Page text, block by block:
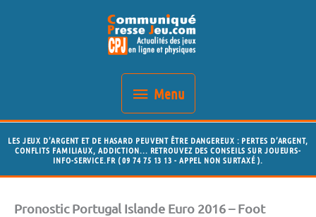
Menu
Menu
LES JEUX D’ARGENT ET DE HASARD PEUVENT ÊTRE DANGEREUX : PERTES D’ARGENT,
CONFLITS FAMILIAUX, ADDICTION... RETROUVEZ DES CONSEILS SUR JOUEURS-
INFO-SERVICE.FR ( 09 74 75 13 13 - APPEL NON SURTAXÉ ).
Pronostic Portugal Islande Euro 2016 – Foot